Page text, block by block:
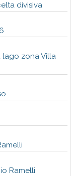
divisiva
lago zona Villa
Ramelli